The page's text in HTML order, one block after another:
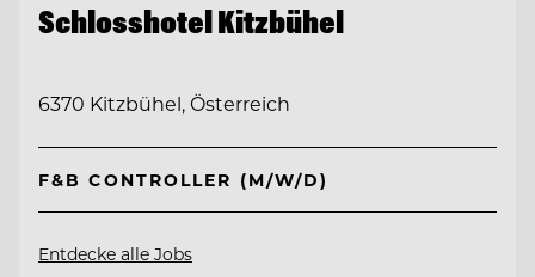
Schlosshotel Kitzbühel
6370 Kitzbühel, Österreich
F&B CONTROLLER (M/W/D)
Entdecke alle Jobs